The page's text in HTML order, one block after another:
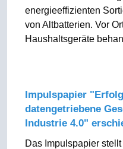
energieeffizienten
von Altbatterien. Vor
Haushaltsgeräte
Impulspapier
datengetriebene
Industrie 4.0"
Das Impulspapier